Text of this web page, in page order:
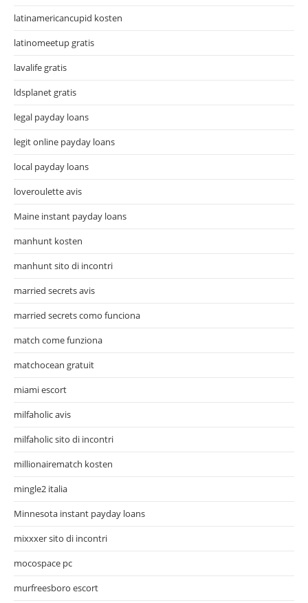
latinamericancupid kosten
latinomeetup gratis
lavalife gratis
ldsplanet gratis
legal payday loans
legit online payday loans
local payday loans
loveroulette avis
Maine instant payday loans
manhunt kosten
manhunt sito di incontri
married secrets avis
married secrets como funciona
match come funziona
matchocean gratuit
miami escort
milfaholic avis
milfaholic sito di incontri
millionairematch kosten
mingle2 italia
Minnesota instant payday loans
mixxxer sito di incontri
mocospace pc
murfreesboro escort